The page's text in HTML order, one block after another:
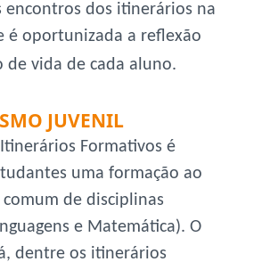
dos itinerários na
é oportunizada a reflexão
de vida de cada aluno.
JUVENIL
Formativos é
uma formação ao
de disciplinas
e Matemática). O
dentre os itinerários